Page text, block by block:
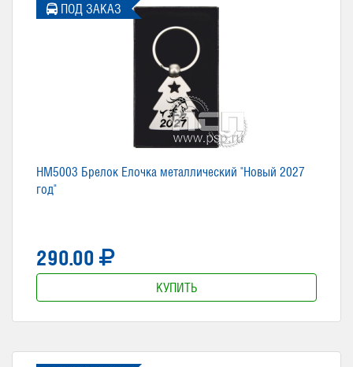
HM5003 Брелок Елочка металлический "Новый 2027
год"
290.00
КУПИТЬ
ПОД ЗАКАЗ